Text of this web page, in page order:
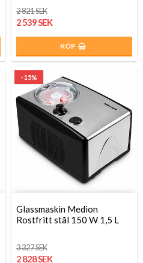
2 821 SEK
2 539 SEK
KÖP
- 15%
Glassmaskin Medion
Rostfritt stål 150 W 1,5 L
3 327 SEK
2 828 SEK